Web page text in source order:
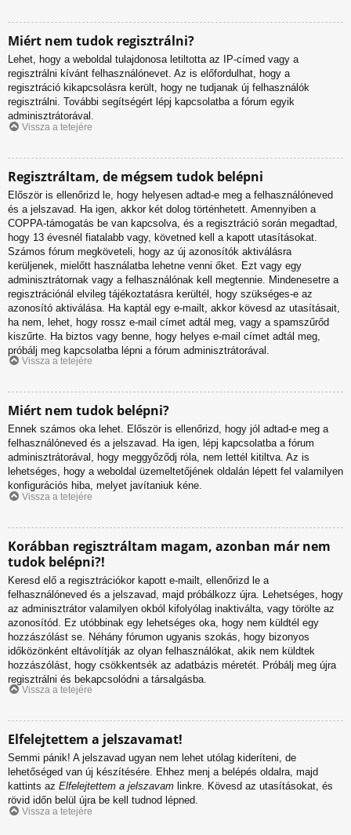
Miért nem tudok regisztrálni?
Lehet, hogy a weboldal tulajdonosa letiltotta az IP-címed vagy a
regisztrálni kívánt felhasználónevet. Az is előfordulhat, hogy a
regisztráció kikapcsolásra került, hogy ne tudjanak új felhasználók
regisztrálni. További segítségért lépj kapcsolatba a fórum egyik
adminisztrátorával.
Vissza a tetejére
Regisztráltam, de mégsem tudok belépni
Először is ellenőrizd le, hogy helyesen adtad-e meg a felhasználóneved
és a jelszavad. Ha igen, akkor két dolog történhetett. Amennyiben a
COPPA-támogatás be van kapcsolva, és a regisztráció során megadtad,
hogy 13 évesnél fiatalabb vagy, követned kell a kapott utasításokat.
Számos fórum megköveteli, hogy az új azonosítók aktiválásra
kerüljenek, mielőtt használatba lehetne venni őket. Ezt vagy egy
adminisztrátornak vagy a felhasználónak kell megtennie. Mindenesetre a
regisztrációnál elvileg tájékoztatásra kerültél, hogy szükséges-e az
azonosító aktiválása. Ha kaptál egy e-mailt, akkor kövesd az utasításait,
ha nem, lehet, hogy rossz e-mail címet adtál meg, vagy a spamszűrőd
kiszűrte. Ha biztos vagy benne, hogy helyes e-mail címet adtál meg,
próbálj meg kapcsolatba lépni a fórum adminisztrátorával.
Vissza a tetejére
Miért nem tudok belépni?
Ennek számos oka lehet. Először is ellenőrizd, hogy jól adtad-e meg a
felhasználóneved és a jelszavad. Ha igen, lépj kapcsolatba a fórum
adminisztrátorával, hogy meggyőződj róla, nem lettél kitiltva. Az is
lehetséges, hogy a weboldal üzemeltetőjének oldalán lépett fel valamilyen
konfigurációs hiba, melyet javítaniuk kéne.
Vissza a tetejére
Korábban regisztráltam magam, azonban már nem
tudok belépni?!
Keresd elő a regisztrációkor kapott e-mailt, ellenőrizd le a
felhasználóneved és a jelszavad, majd próbálkozz újra. Lehetséges, hogy
az adminisztrátor valamilyen okból kifolyólag inaktiválta, vagy törölte az
azonosítód. Ez utóbbinak egy lehetséges oka, hogy nem küldtél egy
hozzászólást se. Néhány fórumon ugyanis szokás, hogy bizonyos
időközönként eltávolítják az olyan felhasználókat, akik nem küldtek
hozzászólást, hogy csökkentsék az adatbázis méretét. Próbálj meg újra
regisztrálni és bekapcsolódni a társalgásba.
Vissza a tetejére
Elfelejtettem a jelszavamat!
Semmi pánik! A jelszavad ugyan nem lehet utólag kideríteni, de
lehetőséged van új készítésére. Ehhez menj a belépés oldalra, majd
kattints az Elfelejtettem a jelszavam linkre. Kövesd az utasításokat, és
rövid időn belül újra be kell tudnod lépned.
Vissza a tetejére